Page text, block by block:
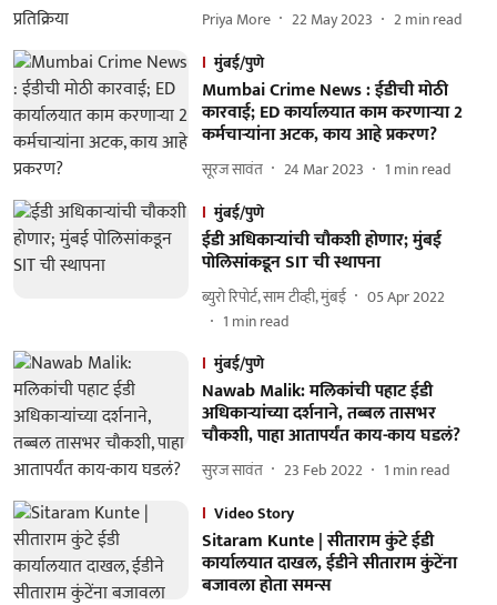
Priya More 22 May 2023 2min read
मुंबई/पुणे
Mumbai Crime News : ईडीची मोठी
कारवाई; ED कार्यालयात काम करणाऱ्या 2
कर्मचाऱ्यांना अटक, काय आहे प्रकरण?
सूरज सावंत 24 Mar 2023 1 min read
मुंबई/पुणे
ईडी अधिकाऱ्यांची चौकशी होणार; मुंबई
पोलिसांकडून SIT ची स्थापना
ब्युरो रिपोर्ट, साम टीव्ही, मुंबई
05 Apr 2022
1 min read
मुंबई/पुणे
Nawab Malik: मलिकांची पहाट ईडी
अधिकाऱ्यांच्या दर्शनाने, तब्बल तासभर
चौकशी, पाहा आतापर्यंत काय-काय घडलं?
सुरज सावंत 23 Feb 2022 1 min read
Video Story
Sitaram Kunte | सीताराम कुंटे ईडी
कार्यालयात दाखल, ईडीने सीताराम कुंटेंना
बजावला होता समन्स